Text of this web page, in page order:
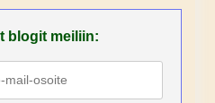
blogit meiliin: